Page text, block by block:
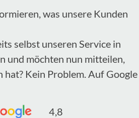
was unsere Kunden
selbst unseren Service in
und möchten nun mitteilen,
hat? Kein Problem. Auf Google
4,8